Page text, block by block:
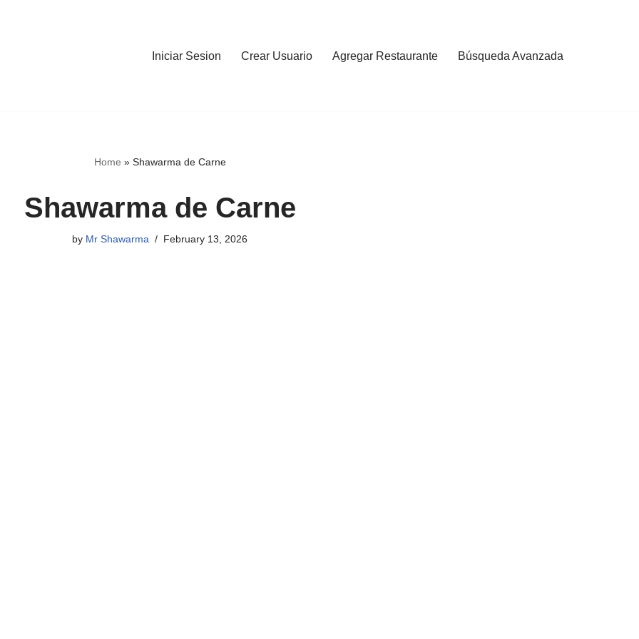
Iniciar Sesion Crear Usuario Agregar Restaurante Búsqueda Avanzada
Home » Shawarma de Carne
Shawarma de Carne
by Mr Shawarma February 13, 2026